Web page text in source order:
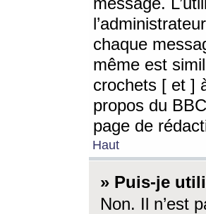
chaque
même est
crochets [ et ]
propos du
page de
Haut
» Puis-je
Non. Il n’est